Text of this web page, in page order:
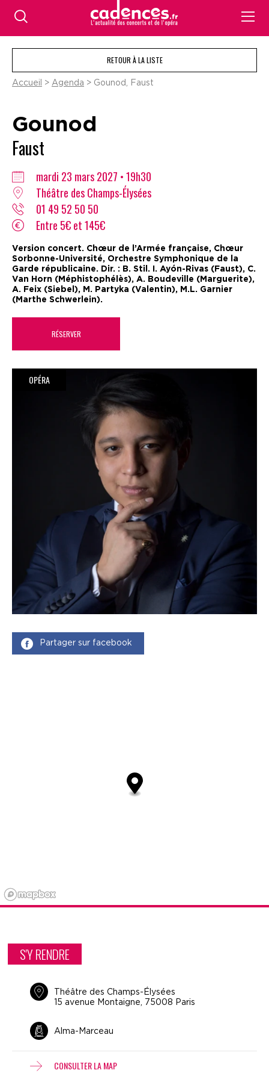
RETOUR À LA LISTE
Accueil > Agenda > Gounod, Faust
Gounod
Faust
mardi 23 mars 2027 • 19h30
Théâtre des Champs-Élysées
01 49 52 50 50
Entre 5€ et 145€
Version concert. Chœur de l’Armée française, Chœur
Sorbonne-Université, Orchestre Symphonique de la
Garde républicaine. Dir. : B. Stil. I. Ayón-Rivas (Faust), C.
Van Horn (Méphistophélès), A. Boudeville (Marguerite),
A. Feix (Siebel), M. Partyka (Valentin), M.L. Garnier
(Marthe Schwerlein).
RÉSERVER
OPÉRA
Partager sur facebook
S'Y RENDRE
Théâtre des Champs-Élysées
15 avenue Montaigne, 75008 Paris
Alma-Marceau
CONSULTER LA MAP